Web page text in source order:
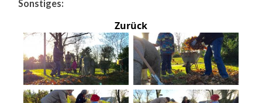
Sonstiges:
Zurück